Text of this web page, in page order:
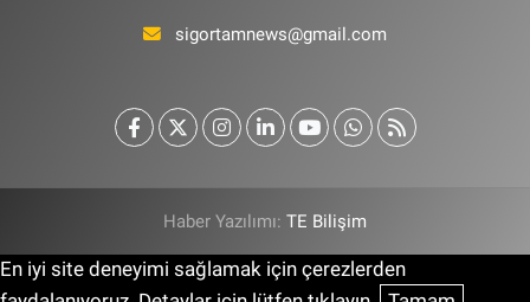
sigortamnews@gmail.com
Haber Yazılımı: TE Bilişim
En iyi site deneyimi sağlamak için çerezlerden